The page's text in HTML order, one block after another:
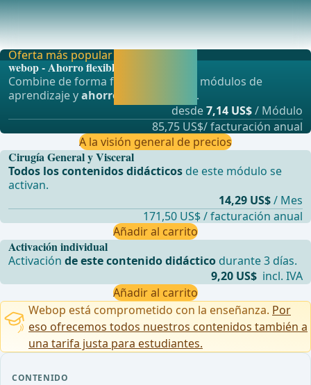
CONTENIDO
Pliegue de reflexión del peritoneo que discurre
principalmente de forma horizontal, situado delante
Activación individual
Activaciónde este contenido didáctico durante 3 días.
9,20 US$ incl. IVA
Añadir al carrito
Oferta más popular
webop - Ahorro flexible
Combine de forma flexible nuestros módulos de
aprendizaje yahorre hasta un 50% .
desde7,14 US$/ Módulo
85,75 US$/ facturación anual
A la visión general de precios
Cirugía General y Visceral
Todos los contenidos didácticos de este módulo se
activan.
14,29 US$/ Mes
171,50 US$ / facturación anual
Añadir al carrito
Webop está comprometido con la enseñanza. Por
eso ofrecemos todos nuestros contenidos también a
una tarifa justa para estudiantes.